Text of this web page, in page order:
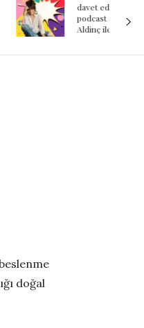
davet eden yeni
podcast serisi: Ayşegül
Aldinç ile O Zaman
doğal